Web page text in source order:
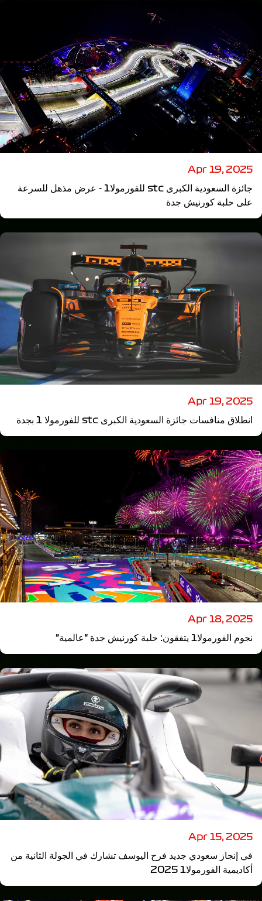
Apr 19, 2025
جائزة السعودية الكبرى stc للفورمولا1 - عرض مذهل للسرعة
على حلبة كورنيش جدة
Apr 19, 2025
انطلاق منافسات جائزة السعودية الكبرى stc للفورمولا 1 بجدة
Apr 18, 2025
نجوم الفورمولا1 يتفقون: حلبة كورنيش جدة “عالمية”
Apr 15, 2025
في إنجاز سعودي جديد فرح اليوسف تشارك في الجولة الثانية من
أكاديمية الفورمولا1 2025